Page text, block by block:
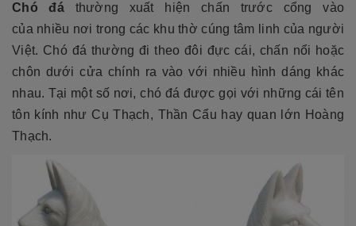
Chó đáthường xuất hiện chấn trước cổng vào
của nhiều nơi trong các khu thờ cúng tâm linh của người
Việt. Chó đá thường đi theo đôi đực cái, chấn nổi hoặc
chôn dưới cửa chính ra vào với nhiều hình dáng khác
nhau. Tại một số nơi, chó đá được gọi với những cái tên
tôn kính như Cụ Thạch, Thần Cẩu hay quan lớn Hoàng
Thạch.